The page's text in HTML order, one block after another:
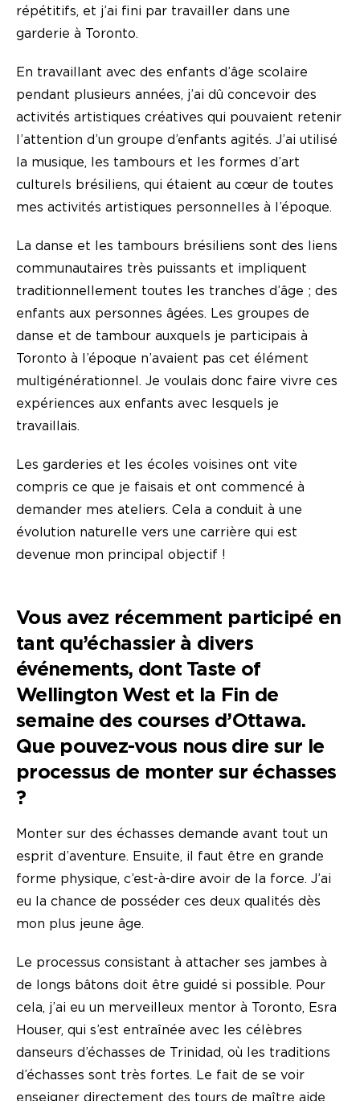
répétitifs, et j’ai fini par travailler dans une
garderie à Toronto.
En travaillant avec des enfants d’âge scolaire
pendant plusieurs années, j’ai dû concevoir des
activités artistiques créatives qui pouvaient retenir
l’attention d’un groupe d’enfants agités. J’ai utilisé
la musique, les tambours et les formes d’art
culturels brésiliens, qui étaient au cœur de toutes
mes activités artistiques personnelles à l’époque.
La danse et les tambours brésiliens sont des liens
communautaires très puissants et impliquent
traditionnellement toutes les tranches d’âge ; des
enfants aux personnes âgées. Les groupes de
danse et de tambour auxquels je participais à
Toronto à l’époque n’avaient pas cet élément
multigénérationnel. Je voulais donc faire vivre ces
expériences aux enfants avec lesquels je
travaillais.
Les garderies et les écoles voisines ont vite
compris ce que je faisais et ont commencé à
demander mes ateliers. Cela a conduit à une
évolution naturelle vers une carrière qui est
devenue mon principal objectif !
Vous avez récemment participé en
tant qu’échassier à divers
événements, dont Taste of
Wellington West et la Fin de
semaine des courses d’Ottawa.
Que pouvez-vous nous dire sur le
processus de monter sur échasses
?
Monter sur des échasses demande avant tout un
esprit d’aventure. Ensuite, il faut être en grande
forme physique, c’est-à-dire avoir de la force. J’ai
eu la chance de posséder ces deux qualités dès
mon plus jeune âge.
Le processus consistant à attacher ses jambes à
de longs bâtons doit être guidé si possible. Pour
cela, j’ai eu un merveilleux mentor à Toronto, Esra
Houser, qui s’est entraînée avec les célèbres
danseurs d’échasses de Trinidad, où les traditions
d’échasses sont très fortes. Le fait de se voir
enseigner directement des tours de maître aide